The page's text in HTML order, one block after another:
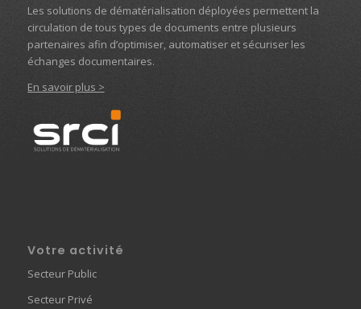
Les solutions de dématérialisation déployées permettent la
circulation de tous types de documents entre plusieurs
partenaires afin d’optimiser, automatiser et sécuriser les
échanges documentaires.
En savoir plus >
Votre activité
Secteur Public
Secteur Privé